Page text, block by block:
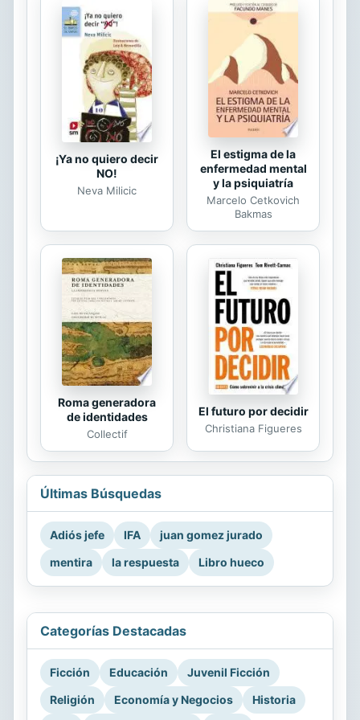
Efectos en el desentrenamiento.
Introducción. Marco teórico.
Objetivos. Metodología de
investigació. Resultados. Discusión.
Limitaciones del estudio.
Conclusiones. Perspectivas...
¡Ya no quiero decir
NO!
Neva Milicic
El estigma de la
enfermedad mental
y la psiquiatría
Marcelo Cetkovich
Bakmas
Roma generadora
de identidades
Collectif
El futuro por decidir
Christiana Figueres
Últimas Búsquedas
Adiós jefe IFA
juan gomez jurado
mentira
la respuesta Libro hueco
Categorías Destacadas
Ficción Educación
Juvenil Ficción
Religión
Economía y Negocios
Historia